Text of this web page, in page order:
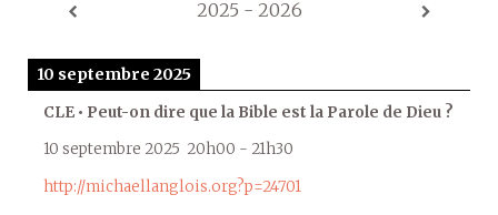
2025 - 2026
10 septembre 2025
CLE • Peut-on dire que la Bible est la Parole de Dieu ?
10 septembre 2025 20h00 - 21h30
http://michaellanglois.org?p=24701